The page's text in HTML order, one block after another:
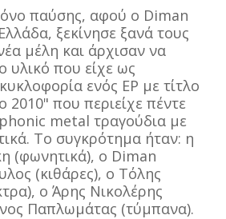
παύσης, αφού ο Diman
ξεκίνησε ξανά τους
μέλη και άρχισαν να
υλικό που είχε ως
ενός EP με τίτλο
που περιείχε πέντε
metal τραγούδια με
Το συγκρότημα ήταν: η
(φωνητικά), ο Diman
(κιθάρες), ο Τόλης
ο Άρης Νικολέρης
Παπλωμάτας (τύμπανα).